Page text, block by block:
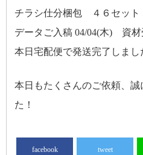
チラシ仕分梱包 ４６セット
データご入稿 04/04(木) 資材
本日宅配便で発送完了しまし
本日もたくさんのご依頼、
た！
facebook tweet